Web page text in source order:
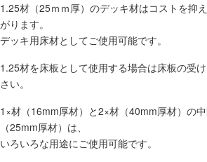
1.25材（25ｍｍ厚）のデッキ材はコストを抑
がります。
デッキ用床材としてご使用可能です。
1.25材を床板として使用する場合は床板の受
さい。
1×材（16mm厚材）と2×材（40mm厚材）の
（25mm厚材）は、
いろいろな用途にご使用可能です。